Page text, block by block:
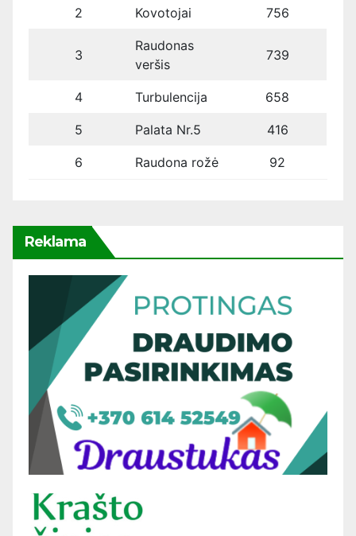
2 Kovotojai 756
3
Raudonas
veršis
739
4 Turbulencija 658
5 Palata Nr.5 416
6 Raudona rožė 92
Reklama